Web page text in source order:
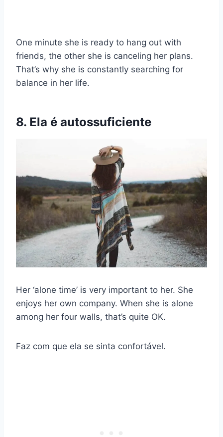
One minute she is ready to hang out with
friends, the other she is canceling her plans.
That’s why she is constantly searching for
balance in her life.
8. Ela é autossuficiente
Her ‘alone time’ is very important to her. She
enjoys her own company. When she is alone
among her four walls, that’s quite OK.
Faz com que ela se sinta confortável.